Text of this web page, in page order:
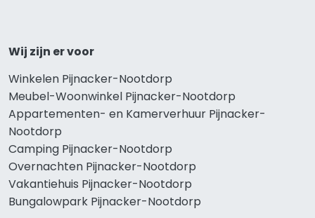
Wij zijn er voor
Winkelen Pijnacker-Nootdorp
Meubel-Woonwinkel Pijnacker-Nootdorp
Appartementen- en Kamerverhuur Pijnacker-
Nootdorp
Camping Pijnacker-Nootdorp
Overnachten Pijnacker-Nootdorp
Vakantiehuis Pijnacker-Nootdorp
Bungalowpark Pijnacker-Nootdorp